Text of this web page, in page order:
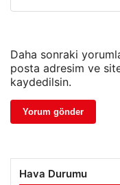
Daha sonraki
posta adresim ve
kaydedilsin.
Hava Durumu